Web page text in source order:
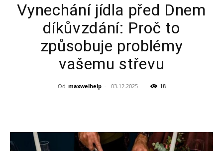
Vzdělávací
technologie
Vynechání jídla před Dnem
díkůvzdání: Proč to
způsobuje problémy
vašemu střevu
Od maxwelhelp - 03.12.2025 18